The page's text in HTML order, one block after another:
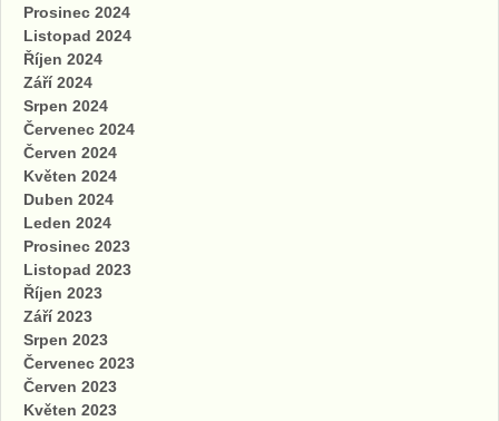
Prosinec 2024
Listopad 2024
Říjen 2024
Září 2024
Srpen 2024
Červenec 2024
Červen 2024
Květen 2024
Duben 2024
Leden 2024
Prosinec 2023
Listopad 2023
Říjen 2023
Září 2023
Srpen 2023
Červenec 2023
Červen 2023
Květen 2023